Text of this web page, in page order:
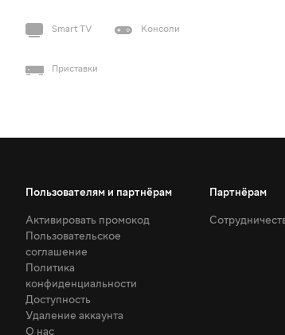
Smart TV Консоли
Приставки
Пользователям и партнёрам
Активировать промокод
Пользовательское
соглашение
Политика
конфиденциальности
Доступность
Удаление аккаунта
О нас
Партнёрам